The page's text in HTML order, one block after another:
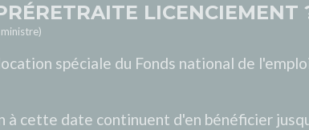
LICENCIEMENT
spéciale du Fonds national de
cette date continuent d'en bénéficier